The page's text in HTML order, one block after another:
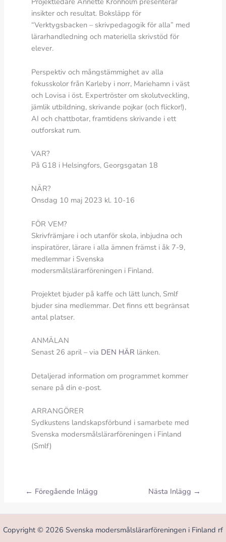
insikter och resultat. Boksläpp för
“Verktygsbacken – skrivpedagogik för alla” med
lärarhandledning och materiella skrivstöd för
elever.
Perspektiv och mångstämmighet av alla
fokusskolor från Karleby i norr, Mariehamn i väst
och Lovisa i öst. Expertröster om skolutveckling,
jämlik utbildning, skrivande pojkar (och flickor!),
AI och chattbotar, framtidens skrivande i ett
outforskat rum.
VAR?
På G18 i Helsingfors, Georgsgatan 18
NÄR?
Onsdag 10 maj 2023 kl. 10-16
FÖR VEM?
Skrivfrämjare i och utanför skola, inbjudna och
inspiratörer, lärare i alla ämnen främst i åk 7-9,
medlemmar i Svenska
modersmålslärarföreningen i Finland.
Projektet bjuder på kaffe och lätt lunch, Smlf
bjuder sina medlemmar. Det finns ett begränsat
antal platser.
ANMÄLAN
Senast 26 april – via DEN HÄR länken.
Detaljerad information om programmet kommer
senare på din e-post.
ARRANGÖRER
Sydkustens landskapsförbund i samarbete med
Svenska modersmålslärarföreningen i Finland
(Smlf)
← Föregående Inlägg Nästa Inlägg →
Copyright © 2026 Svenska modersmålslärarföreningen i Finland rf